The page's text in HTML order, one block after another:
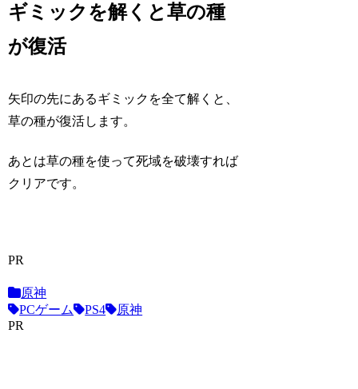
ギミックを解くと草の種
が復活
矢印の先にあるギミックを全て解くと、
草の種が復活します。
あとは草の種を使って死域を破壊すれば
クリアです。
PR
原神
PCゲーム
PS4
原神
PR